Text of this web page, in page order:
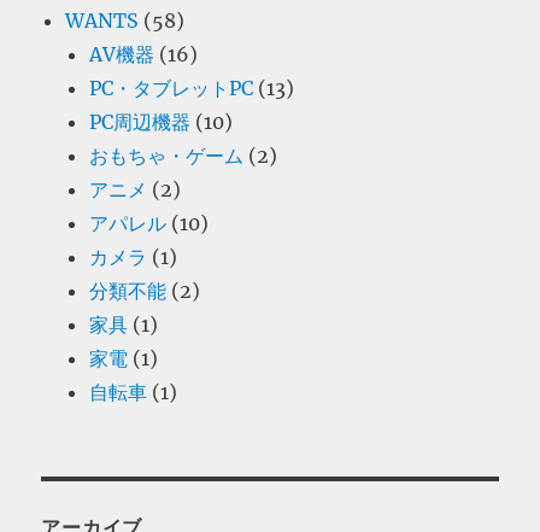
WANTS (58)
AV機器 (16)
PC・タブレットPC (13)
PC周辺機器 (10)
おもちゃ・ゲーム (2)
アニメ (2)
アパレル (10)
カメラ (1)
分類不能 (2)
家具 (1)
家電 (1)
自転車 (1)